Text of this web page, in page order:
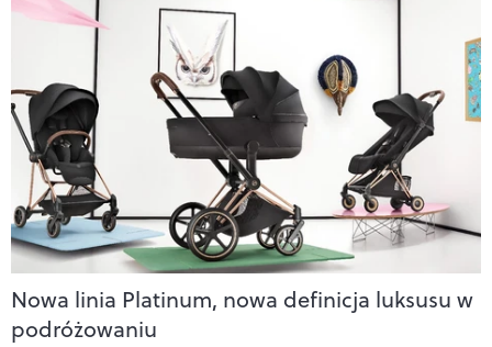
Nowa linia Platinum, nowa definicja luksusu w
podróżowaniu